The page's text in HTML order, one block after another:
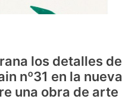
los detalles de
nº31 en la nueva
una obra de arte